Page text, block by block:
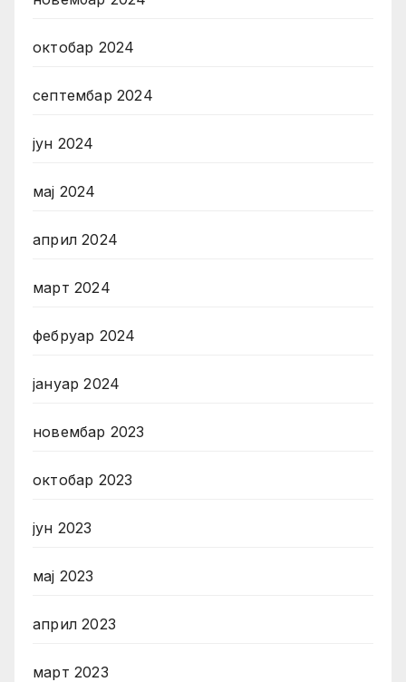
октобар 2024
септембар 2024
јун 2024
мај 2024
април 2024
март 2024
фебруар 2024
јануар 2024
новембар 2023
октобар 2023
јун 2023
мај 2023
април 2023
март 2023